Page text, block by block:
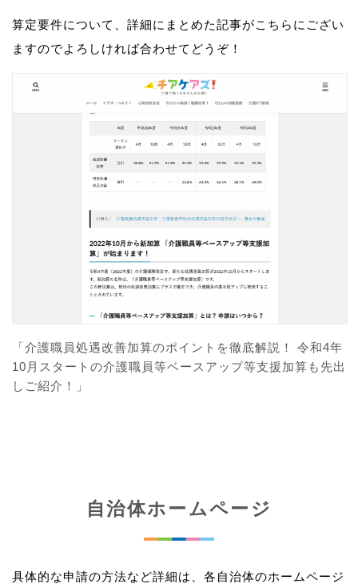
算定要件について、詳細にまとめた記事がこちらにござい
ますのでよろしければ合わせてどうぞ！
「介護職員処遇改善加算のポイントを徹底解説！ 令和4年
10月スタートの介護職員等ベースアップ等支援加算も先出
しご紹介！」
自治体ホームページ
具体的な申請の方法など詳細は、各自治体のホームページ